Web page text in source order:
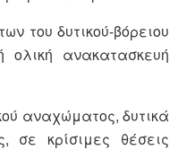
του δυτικού-βόρειου
ανακατασκευή
αναχώματος, δυτικά
σε κρίσιμες θέσεις